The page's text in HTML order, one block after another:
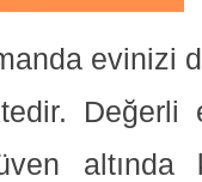
evinizi
Değerli
altında